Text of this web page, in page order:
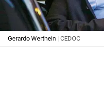
Gerardo Werthein | CEDOC